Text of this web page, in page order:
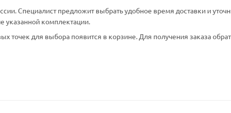
Специалист предложит выбрать удобное время доставки и
указанной комплектации.
точек для выбора появится в корзине. Для получения заказа